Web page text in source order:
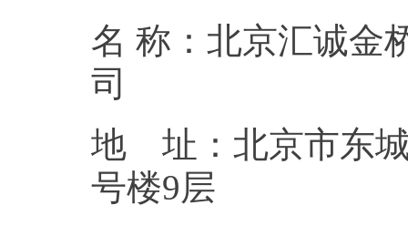
名 称：北京汇诚金
地 址：北京市东城
号